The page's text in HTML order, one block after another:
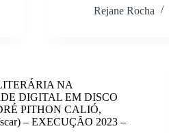
Rejane Rocha
NA
DIGITAL EM DISCO
PITHON CALIÓ,
– EXECUÇÃO 2023 –